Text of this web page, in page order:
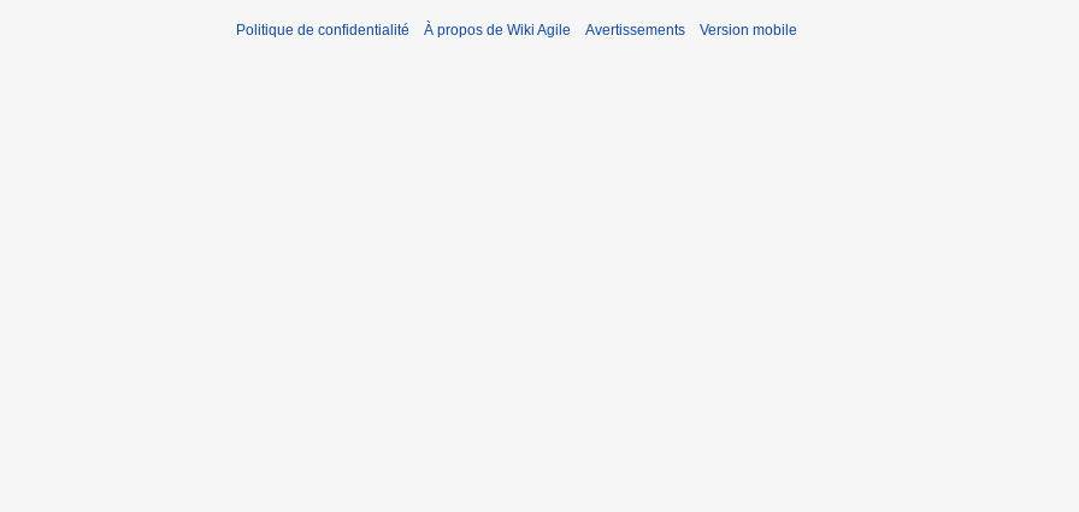
Politique de confidentialité À propos de Wiki Agile Avertissements Version mobile